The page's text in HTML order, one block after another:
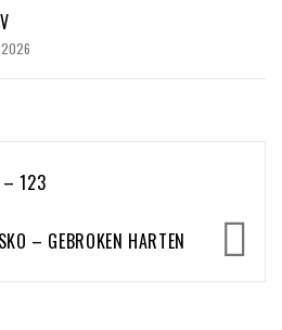
2026
– 123
– GEBROKEN HARTEN